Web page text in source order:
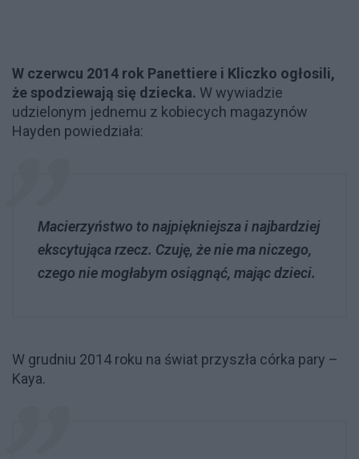
W czerwcu 2014 rok Panettiere i Kliczko ogłosili,
że spodziewają się dziecka. W wywiadzie
udzielonym jednemu z kobiecych magazynów
Hayden powiedziała:
Macierzyństwo to najpiękniejsza i najbardziej
ekscytująca rzecz. Czuję, że nie ma niczego,
czego nie mogłabym osiągnąć, mając dzieci.
W grudniu 2014 roku na świat przyszła córka pary –
Kaya.